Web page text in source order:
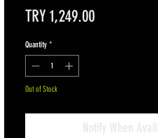
TRY 1,249.00Price
Quantity *
Out of Stock
Notify When